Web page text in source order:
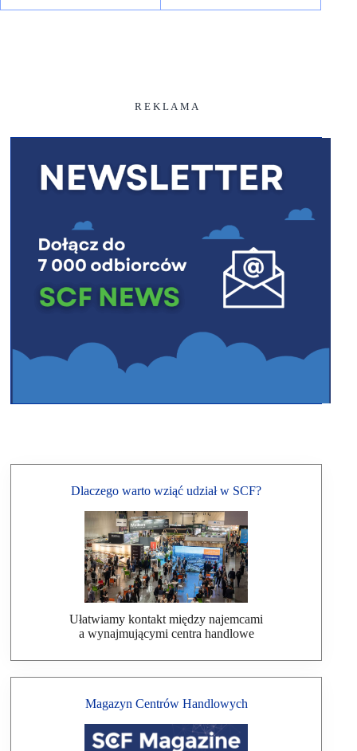
R E K L A M A
Dlaczego warto wziąć udział w SCF?
Ułatwiamy kontakt między najemcami
a wynajmującymi centra handlowe
Magazyn Centrów Handlowych